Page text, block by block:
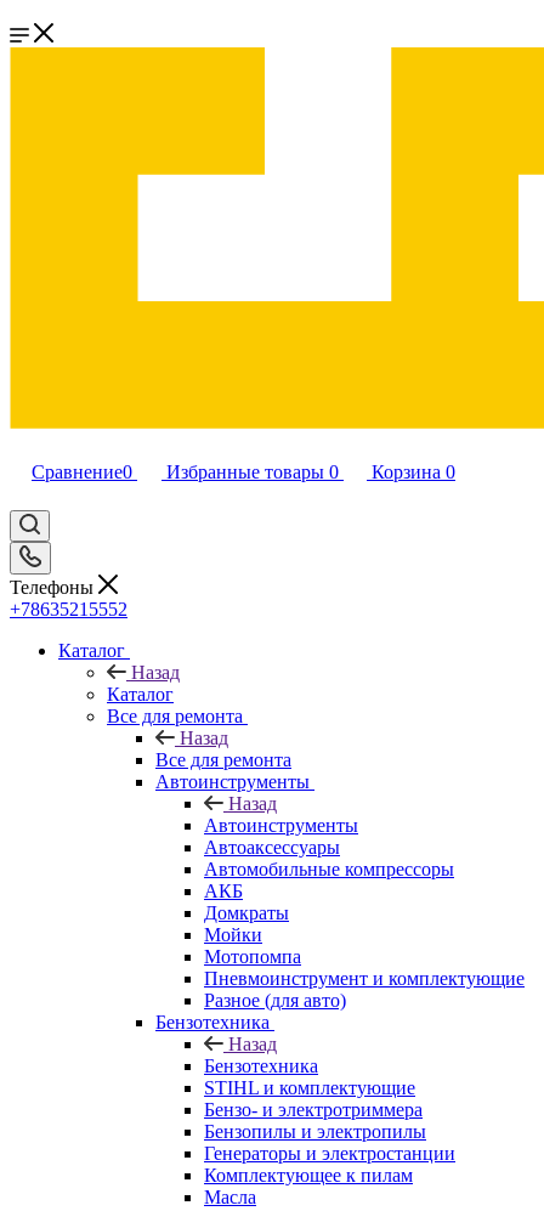
Сравнение0 Избранные товары 0 Корзина 0
Телефоны
+78635215552
Каталог
Назад
Каталог
Все для ремонта
Назад
Все для ремонта
Автоинструменты
Назад
Автоинструменты
Автоаксессуары
Автомобильные компрессоры
АКБ
Домкраты
Мойки
Мотопомпа
Пневмоинструмент и комплектующие
Разное (для авто)
Бензотехника
Назад
Бензотехника
STIHL и комплектующие
Бензо- и электротриммера
Бензопилы и электропилы
Генераторы и электростанции
Комплектующее к пилам
Масла